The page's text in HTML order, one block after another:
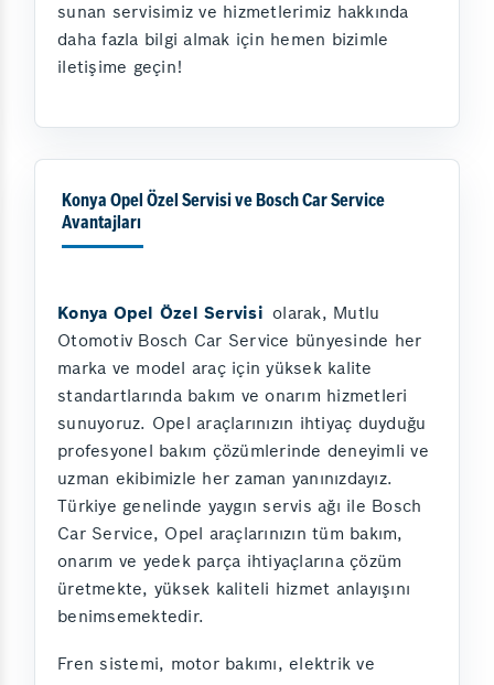
sunan servisimiz ve hizmetlerimiz hakkında
daha fazla bilgi almak için hemen bizimle
iletişime geçin!
Konya Opel Özel Servisi ve Bosch Car Service
Avantajları
Konya Opel Özel Servisi olarak, Mutlu
Otomotiv Bosch Car Service bünyesinde her
marka ve model araç için yüksek kalite
standartlarında bakım ve onarım hizmetleri
sunuyoruz. Opel araçlarınızın ihtiyaç duyduğu
profesyonel bakım çözümlerinde deneyimli ve
uzman ekibimizle her zaman yanınızdayız.
Türkiye genelinde yaygın servis ağı ile Bosch
Car Service, Opel araçlarınızın tüm bakım,
onarım ve yedek parça ihtiyaçlarına çözüm
üretmekte, yüksek kaliteli hizmet anlayışını
benimsemektedir.
Fren sistemi, motor bakımı, elektrik ve